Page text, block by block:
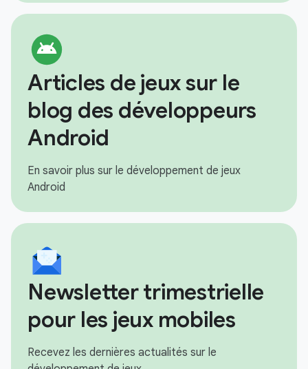
Articles de jeux sur le
blog des développeurs
Android
En savoir plus sur le développement de jeux
Android
Newsletter trimestrielle
pour les jeux mobiles
Recevez les dernières actualités sur le